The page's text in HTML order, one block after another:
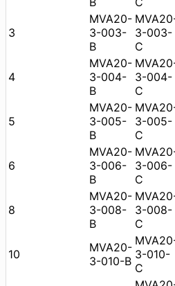
3
MVA20-
3-003-
B
3-003-
C
4
MVA20-
3-004-
B
3-004-
C
5
MVA20-
3-005-
B
3-005-
C
6
MVA20-
3-006-
B
3-006-
C
8
MVA20-
3-008-
B
3-008-
C
10
MVA20-
3-010-B 3-010-
C